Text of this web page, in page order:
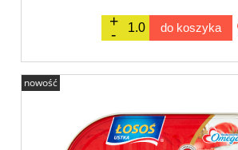
do koszyka
nowość